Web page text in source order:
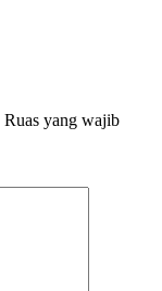
Ruas yang wajib